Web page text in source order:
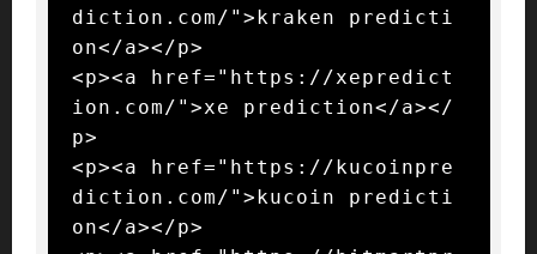
diction.com/">kraken predicti
on</a></p>
<p><a href="https://xepredict
ion.com/">xe prediction</a></
p>
<p><a href="https://kucoinpre
diction.com/">kucoin predicti
on</a></p>